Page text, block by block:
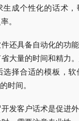
生成个性化的话术
。
还具备自动化的功
大量的时间和精力
选择合适的模板，
时间。
发客户话术是促进